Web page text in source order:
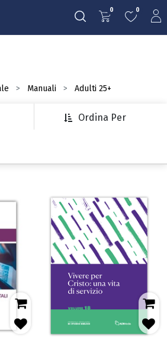
0 0
Manuali Adulti 25+
Ordina Per